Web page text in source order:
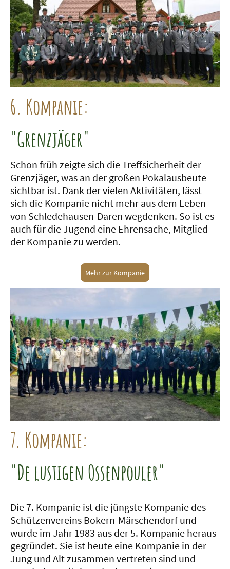
6. Kompanie:
"Grenzjäger"
Schon früh zeigte sich die Treffsicherheit der
Grenzjäger, was an der großen Pokalausbeute
sichtbar ist. Dank der vielen Aktivitäten, lässt
sich die Kompanie nicht mehr aus dem Leben
von Schledehausen-Daren wegdenken. So ist es
auch für die Jugend eine Ehrensache, Mitglied
der Kompanie zu werden.
Mehr zur Kompanie
7. Kompanie:
"De lustigen Ossenpouler"
Die 7. Kompanie ist die jüngste Kompanie des
Schützenvereins Bokern-Märschendorf und
wurde im Jahr 1983 aus der 5. Kompanie heraus
gegründet. Sie ist heute eine Kompanie in der
Jung und Alt zusammen vertreten sind und